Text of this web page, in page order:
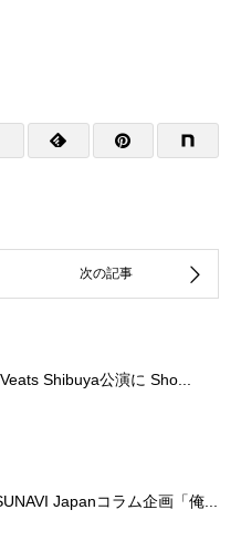
Shibuya公演に Sho...
Japanコラム企画「俺...